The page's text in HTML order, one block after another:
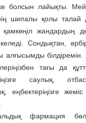
болсын лайықты.
шипалы қолы талай
жандардың
Сондықтан,
алғысымды білдіремін.
тағы да
саулық,
еңбектерiңiзге жемiс
фармация